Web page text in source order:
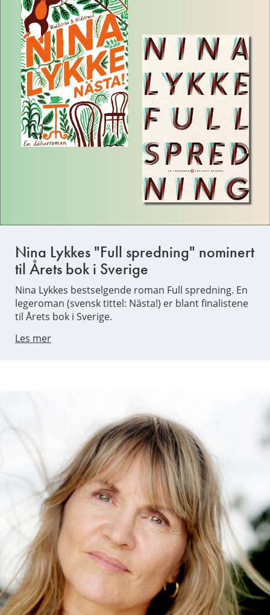
Nina Lykkes "Full spredning" nominert
til Årets bok i Sverige
Nina Lykkes bestselgende roman Full spredning. En
legeroman (svensk tittel: Nästa!) er blant finalistene
til Årets bok i Sverige.
Les mer